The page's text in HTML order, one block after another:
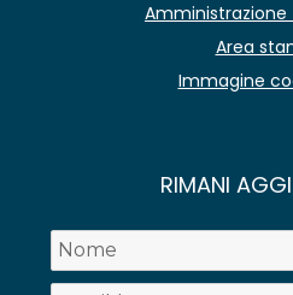
Amministrazione
Area
Immagine
RIMANI